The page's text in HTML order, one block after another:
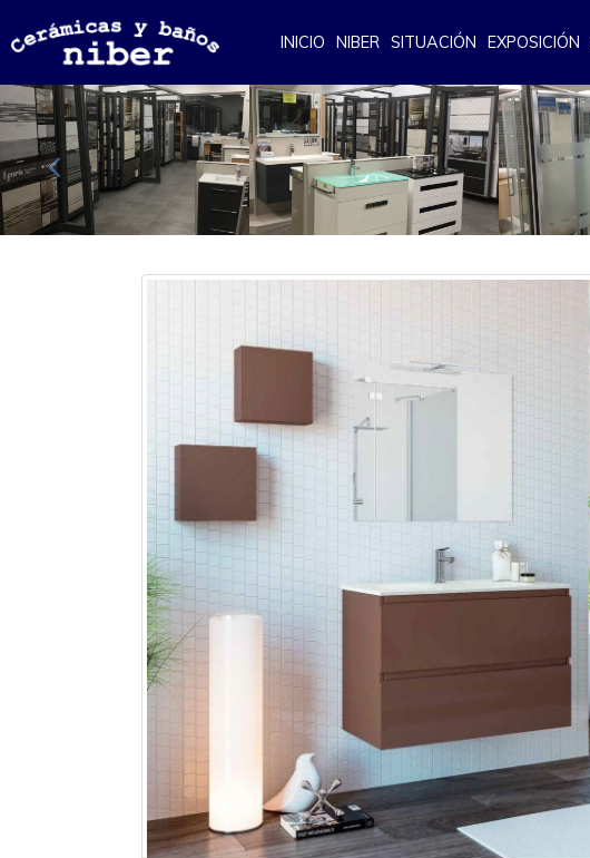
INICIO NIBER SITUACIÓN EXPOSICIÓN
Anterior